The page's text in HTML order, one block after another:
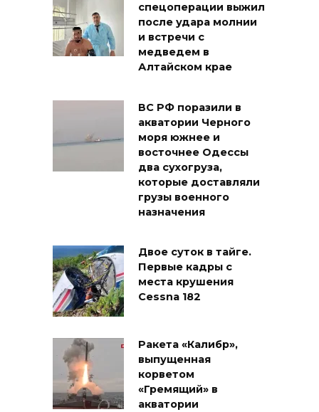
спецоперации выжил
после удара молнии
и встречи с
медведем в
Алтайском крае
ВС РФ поразили в
акватории Черного
моря южнее и
восточнее Одессы
два сухогруза,
которые доставляли
грузы военного
назначения
Двое суток в тайге.
Первые кадры с
места крушения
Cessna 182
Ракета «Калибр»,
выпущенная
корветом
«Гремящий» в
акватории